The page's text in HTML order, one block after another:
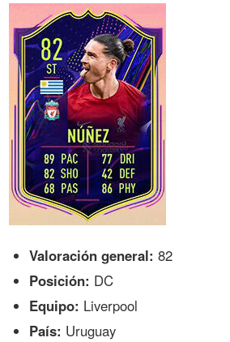
Valoración general: 82
Posición: DC
Equipo: Liverpool
País: Uruguay